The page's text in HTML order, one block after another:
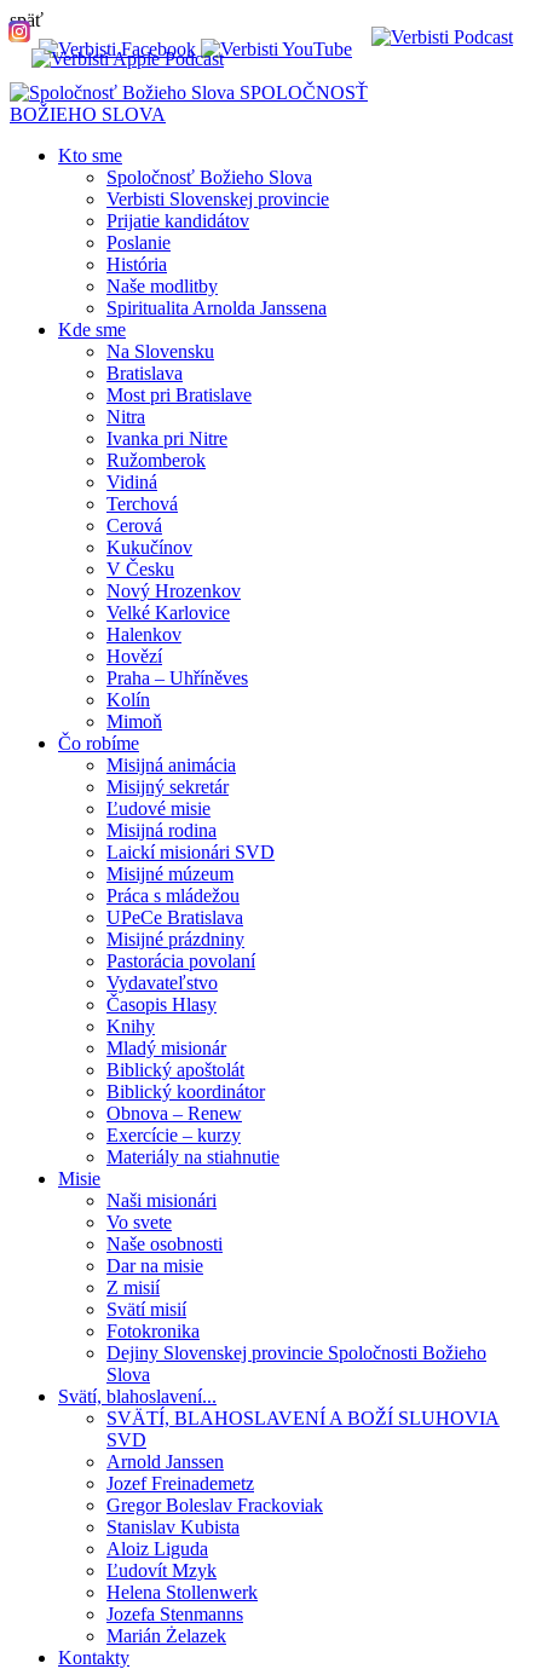
späť
SPOLOČNOSŤ
BOŽIEHO SLOVA
Kto sme
Spoločnosť Božieho Slova
Verbisti Slovenskej provincie
Prijatie kandidátov
Poslanie
História
Naše modlitby
Spiritualita Arnolda Janssena
Kde sme
Na Slovensku
Bratislava
Most pri Bratislave
Nitra
Ivanka pri Nitre
Ružomberok
Vidiná
Terchová
Cerová
Kukučínov
V Česku
Nový Hrozenkov
Velké Karlovice
Halenkov
Hovězí
Praha – Uhříněves
Kolín
Mimoň
Čo robíme
Misijná animácia
Misijný sekretár
Ľudové misie
Misijná rodina
Laickí misionári SVD
Misijné múzeum
Práca s mládežou
UPeCe Bratislava
Misijné prázdniny
Pastorácia povolaní
Vydavateľstvo
Časopis Hlasy
Knihy
Mladý misionár
Biblický apoštolát
Biblický koordinátor
Obnova – Renew
Exercície – kurzy
Materiály na stiahnutie
Misie
Naši misionári
Vo svete
Naše osobnosti
Dar na misie
Z misií
Svätí misií
Fotokronika
Dejiny Slovenskej provincie Spoločnosti Božieho
Slova
Svätí, blahoslavení...
SVÄTÍ, BLAHOSLAVENÍ A BOŽÍ SLUHOVIA
SVD
Arnold Janssen
Jozef Freinademetz
Gregor Boleslav Frackoviak
Stanislav Kubista
Aloiz Liguda
Ľudovít Mzyk
Helena Stollenwerk
Jozefa Stenmanns
Marián Żelazek
Kontakty